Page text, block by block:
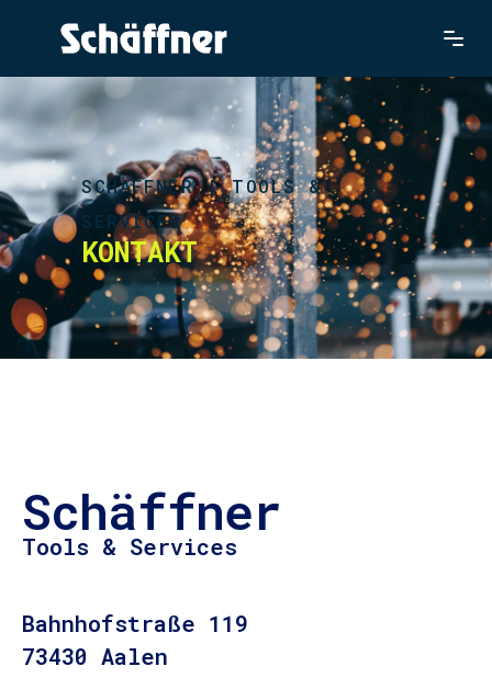
SCHÄFFNER | TOOLS &
SERVICES
KONTAKT
Schäffner
Tools & Services
Bahnhofstraße 119
73430 Aalen